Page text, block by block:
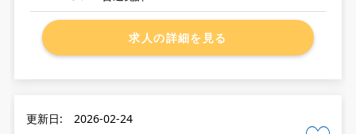
求人の詳細を見る
更新日: 2026-02-24